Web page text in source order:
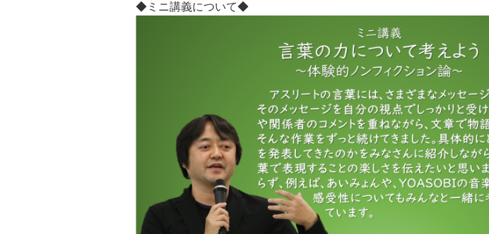
◆ミニ講義について◆